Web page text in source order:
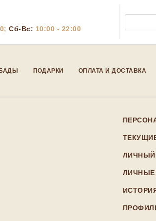
Сб-Вс: 10:00 - 22:00
ПОДАРКИ ОПЛАТА И ДОСТАВКА
ЛИЧНЫЙ